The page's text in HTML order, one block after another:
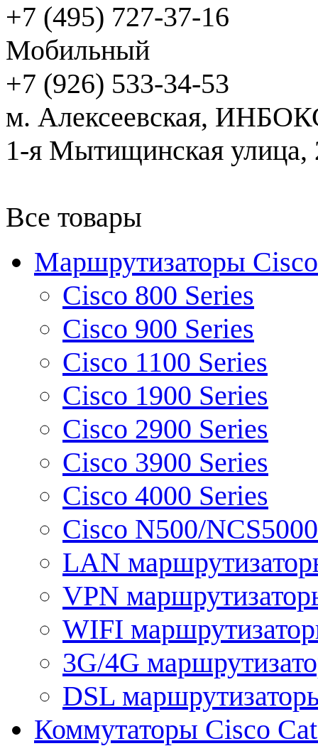
+7 (495) 727-37-16
Мобильный
+7 (926) 533-34-53
м. Алексеевская,
1-я Мытищинская улица,
Все товары
Маршрутизаторы Cisco
Cisco 800 Series
Cisco 900 Series
Cisco 1100 Series
Cisco 1900 Series
Cisco 2900 Series
Cisco 3900 Series
Cisco 4000 Series
Cisco N500/
LAN
VPN
WIFI
3G/4G
DSL
Коммутаторы Cisco